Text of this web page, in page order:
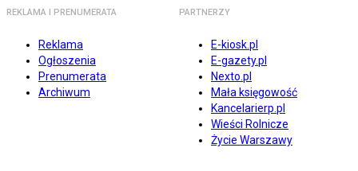
REKLAMA I PRENUMERATA
Reklama
Ogłoszenia
Prenumerata
Archiwum
PARTNERZY
E-kiosk.pl
E-gazety.pl
Nexto.pl
Mała księgowość
Kancelarierp.pl
Wieści Rolnicze
Życie Warszawy